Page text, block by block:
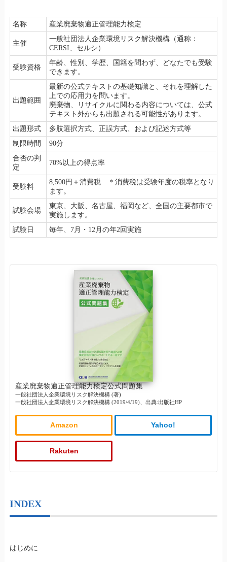
名称 産業廃棄物適正管理能力検定
主催
一般社団法人企業環境リスク解決機構（通称：
CERSI、セルシ）
受験資格
年齢、性別、学歴、国籍を問わず、どなたでも受験
できます。
出題範囲
最新の公式テキストの基礎知識と、それを理解した
上での応用力を問います。
廃棄物、リサイクルに関わる内容については、公式
テキスト外からも出題される可能性があります。
出題形式
多肢選択方式、正誤方式、および記述方式等
制限時間
90分
合否の判
定
70%以上の得点率
受験料
8,500円＋消費税 ＊消費税は受験年度の税率となり
ます。
試験会場
東京、大阪、名古屋、福岡など、全国の主要都市で
実施します。
試験日
毎年、7月・12月の年2回実施
産業廃棄物適正管理能力検定公式問題集
一般社団法人企業環境リスク解決機構 (著)
一般社団法人企業環境リスク解決機構 (2019/4/19)、出典:出版社HP
Amazon Yahoo!
Rakuten
INDEX
はじめに